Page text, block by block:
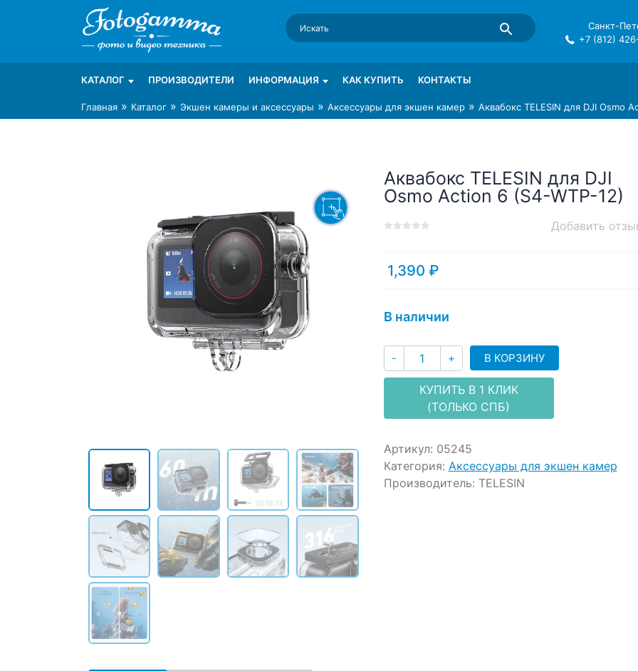
Интернет-магазин фототехники Foto-Gamma в СПб
Магазин фотоаксессуаров foto-gamma.ru
Санкт-
+7 (812)
КАТАЛОГ ПРОИЗВОДИТЕЛИ ИНФОРМАЦИЯ КАК КУПИТЬ КОНТАКТЫ
Главная » Каталог » Экшен камеры и аксессуары » Аксессуары для экшен камер » Аквабокс TELESIN для DJI Osmo
Аквабокс TELESIN для DJI
Osmo Action 6 (S4-WTP-12)
of
based
ratings
Добавить
1,390 ₽
В наличии
- Количество
+ В КОРЗИНУ
КУПИТЬ В 1 КЛИК
(ТОЛЬКО СПБ)
Артикул: 05245
Категория: Аксессуары для экшен камер
Производитель: TELESIN